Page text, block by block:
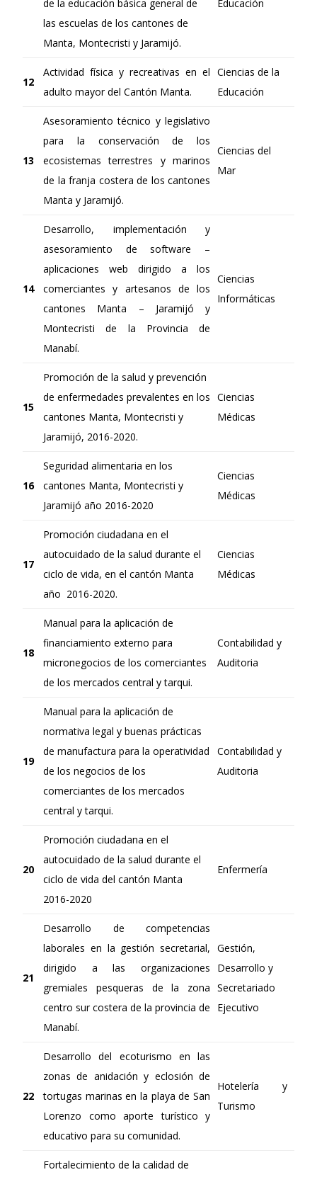
de la educación básica general de
las escuelas de los cantones de
Manta, Montecristi y Jaramijó.
Educación
12
Actividad física y recreativas en el
adulto mayor del Cantón Manta.
Ciencias de la
Educación
13
Asesoramiento técnico y legislativo
para la conservación de los
ecosistemas terrestres y marinos
de la franja costera de los cantones
Manta y Jaramijó.
Ciencias del
Mar
14
Desarrollo, implementación y
asesoramiento de software –
aplicaciones web dirigido a los
comerciantes y artesanos de los
cantones Manta – Jaramijó y
Montecristi de la Provincia de
Manabí.
Ciencias
Informáticas
15
Promoción de la salud y prevención
de enfermedades prevalentes en los
cantones Manta, Montecristi y
Jaramijó, 2016-2020.
Ciencias
Médicas
16
Seguridad alimentaria en los
cantones Manta, Montecristi y
Jaramijó año 2016-2020
Ciencias
Médicas
17
Promoción ciudadana en el
autocuidado de la salud durante el
ciclo de vida, en el cantón Manta
año 2016-2020.
Ciencias
Médicas
18
Manual para la aplicación de
financiamiento externo para
micronegocios de los comerciantes
de los mercados central y tarqui.
Contabilidad y
Auditoria
19
Manual para la aplicación de
normativa legal y buenas prácticas
de manufactura para la operatividad
de los negocios de los
comerciantes de los mercados
central y tarqui.
Contabilidad y
Auditoria
20
Promoción ciudadana en el
autocuidado de la salud durante el
ciclo de vida del cantón Manta
2016-2020
Enfermería
21
Desarrollo de competencias
laborales en la gestión secretarial,
dirigido a las organizaciones
gremiales pesqueras de la zona
centro sur costera de la provincia de
Manabí.
Gestión,
Desarrollo y
Secretariado
Ejecutivo
22
Desarrollo del ecoturismo en las
zonas de anidación y eclosión de
tortugas marinas en la playa de San
Lorenzo como aporte turístico y
educativo para su comunidad.
Hotelería y
Turismo
Fortalecimiento de la calidad de